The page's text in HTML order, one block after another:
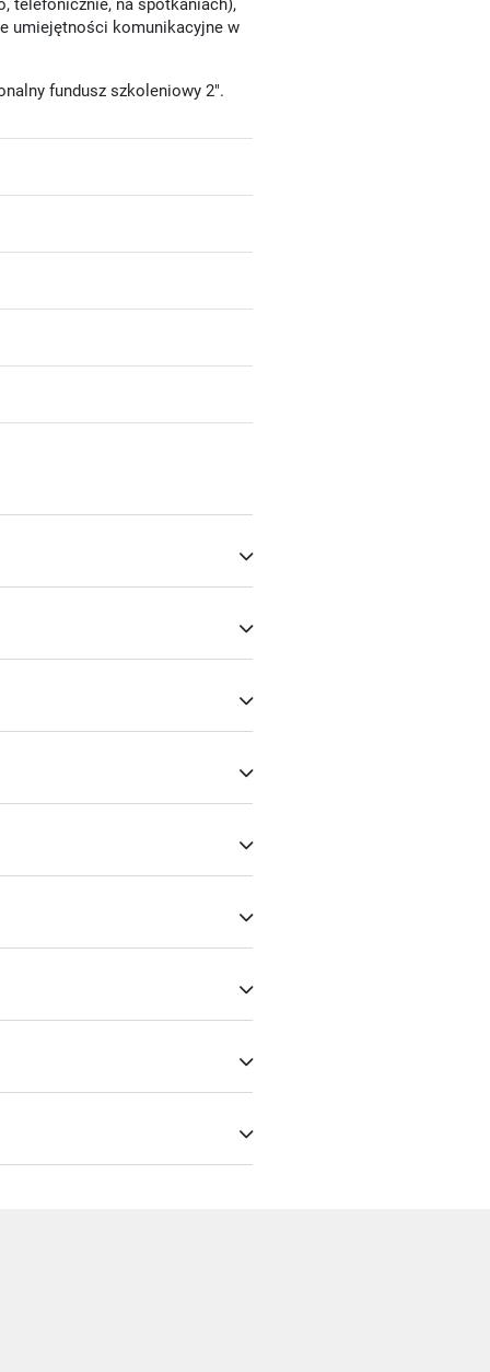
telefonicznie, na spotkaniach),
umiejętności komunikacyjne w
fundusz szkoleniowy 2".